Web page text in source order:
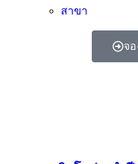
สาขา
จ